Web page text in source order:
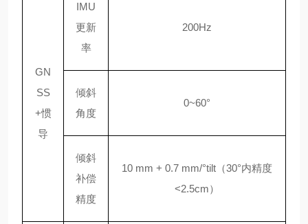
GN
SS
+惯
导
IMU
更新
率
200Hz
倾斜
角度
0~60°
倾斜
补偿
精度
10 mm + 0.7 mm/°tilt（30°内精度
<2.5cm）